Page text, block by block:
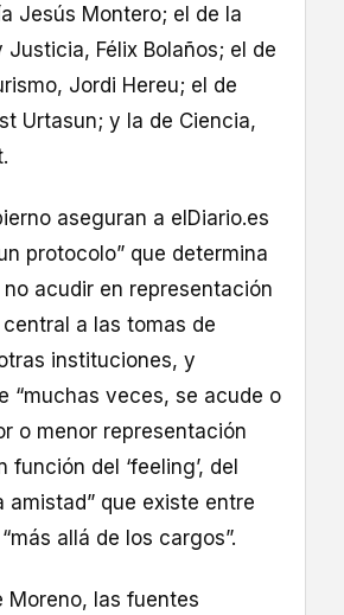
Jesús Montero; el de la
Justicia, Félix Bolaños; el de
Jordi Hereu; el de
Urtasun; y la de Ciencia,
aseguran a elDiario.es
protocolo” que determina
acudir en representación
a las tomas de
instituciones, y
“muchas veces, se acude o
o menor representación
función del ‘feeling’, del
amistad” que existe entre
allá de los cargos”.
Moreno, las fuentes